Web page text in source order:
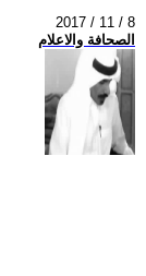
2017 / 11 / 8
الصحافة والاعلام